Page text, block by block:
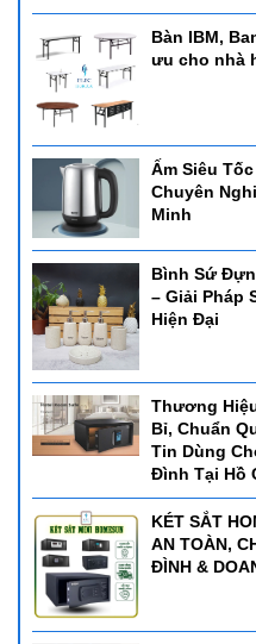
Bàn IBM,
ưu cho nhà
Ấm Siêu
Chuyên
Minh
Bình Sứ
– Giải Pháp
Hiện Đại
Thương
Bỉ, Chuẩn
Tin Dùng
Đình Tại Hồ
KÉT SẮT
AN TOÀN,
ĐÌNH &